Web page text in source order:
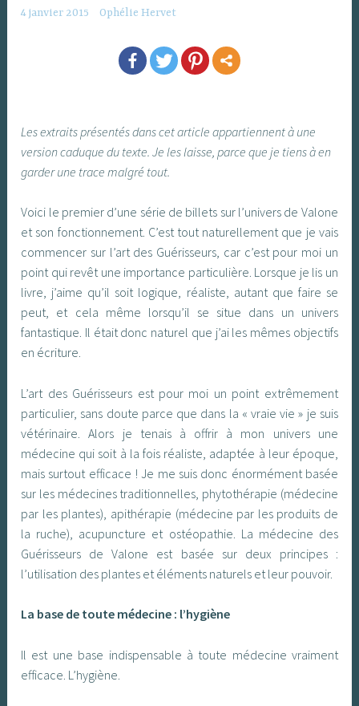
4 janvier 2015 Ophélie Hervet
Les extraits présentés dans cet article appartiennent à une
version caduque du texte. Je les laisse, parce que je tiens à en
garder une trace malgré tout.
Voici le premier d’une série de billets sur l’univers de Valone
et son fonctionnement. C’est tout naturellement que je vais
commencer sur l’art des Guérisseurs, car c’est pour moi un
point qui revêt une importance particulière. Lorsque je lis un
livre, j’aime qu’il soit logique, réaliste, autant que faire se
peut, et cela même lorsqu’il se situe dans un univers
fantastique. Il était donc naturel que j’ai les mêmes objectifs
en écriture.
L’art des Guérisseurs est pour moi un point extrêmement
particulier, sans doute parce que dans la « vraie vie » je suis
vétérinaire. Alors je tenais à offrir à mon univers une
médecine qui soit à la fois réaliste, adaptée à leur époque,
mais surtout efficace ! Je me suis donc énormément basée
sur les médecines traditionnelles, phytothérapie (médecine
par les plantes), apithérapie (médecine par les produits de
la ruche), acupuncture et ostéopathie. La médecine des
Guérisseurs de Valone est basée sur deux principes :
l’utilisation des plantes et éléments naturels et leur pouvoir.
La base de toute médecine : l’hygiène
Il est une base indispensable à toute médecine vraiment
efficace. L’hygiène.